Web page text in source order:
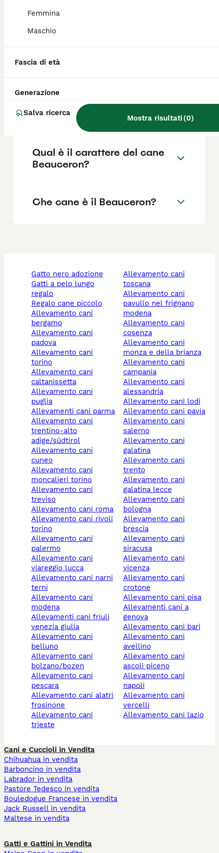
Femmina
Maschio
Fascia di età
Generazione
Salva ricerca
Mostra risultati(0)
ai bambini a interagire in modo sicuro.
peso di un Beauceron?
Quanto è forte il morso di un
Beauceron?
Qual è il carattere del cane
Beauceron?
Che cane è il Beauceron?
gatto nero adozione
gatti a pelo lungo
regalo
regalo cane piccolo
allevamento cani
bergamo
allevamento cani
padova
allevamento cani
torino
allevamento cani
caltanissetta
allevamento cani
puglia
allevamenti cani parma
allevamento cani
trentino-alto
adige/südtirol
allevamento cani
cuneo
allevamento cani
moncalieri torino
allevamento cani
treviso
allevamento cani roma
allevamento cani rivoli
torino
allevamento cani
palermo
allevamento cani
viareggio lucca
allevamento cani narni
terni
allevamento cani
modena
allevamenti cani friuli
venezia giulia
allevamento cani
belluno
allevamento cani
bolzano/bozen
allevamento cani
pescara
allevamento cani alatri
frosinone
allevamento cani
trieste
allevamento cani
toscana
allevamento cani
pavullo nel frignano
modena
allevamento cani
cosenza
allevamento cani
monza e della brianza
allevamento cani
campania
allevamento cani
alessandria
allevamento cani lodi
allevamento cani pavia
allevamento cani
salerno
allevamento cani
galatina
allevamento cani
trento
allevamento cani
galatina lecce
allevamento cani
bologna
allevamento cani
brescia
allevamento cani
siracusa
allevamento cani
vicenza
allevamento cani
crotone
allevamento cani pisa
allevamenti cani a
genova
allevamento cani bari
allevamento cani
avellino
allevamento cani
ascoli piceno
allevamento cani
napoli
allevamento cani
vercelli
allevamento cani lazio
Cani e Cuccioli in Vendita
Chihuahua in vendita
Barboncino in vendita
Labrador in vendita
Pastore Tedesco in vendita
Bouledogue Francese in vendita
Jack Russell in vendita
Maltese in vendita
Gatti e Gattini in Vendita